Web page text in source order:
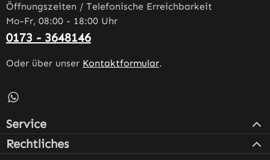
Öffnungszeiten / Telefonische Erreichbarkeit
Mo-Fr, 08:00 - 18:00 Uhr
0173 - 3648146
Oder über unser Kontaktformular.
Schreib uns auf WhatsApp – öffnet in neuem Tab
Service
Rechtliches